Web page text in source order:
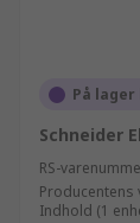
På
Schneider
RS-
Producentens
Indhold (1